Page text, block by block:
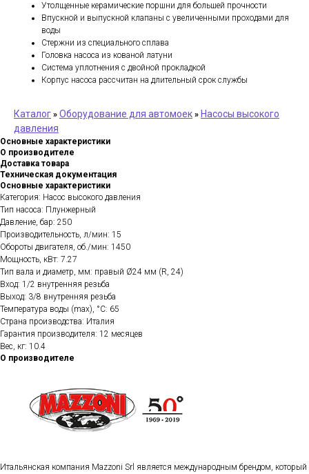
Утолщенные керамические поршни для большей прочности
Впускной и выпускной клапаны с увеличенными проходами для
воды
Стержни из специального сплава
Головка насоса из кованой латуни
Система уплотнения с двойной прокладкой
Корпус насоса рассчитан на длительный срок службы
Каталог » Оборудование для автомоек » Насосы высокого
давления
Основные характеристики
О производителе
Доставка товара
Техническая документация
Основные характеристики
Категория: Насос высокого давления
Тип насоса: Плунжерный
Давление, бар: 250
Производительность, л/мин: 15
Обороты двигателя, об./мин: 1450
Мощность, кВт: 7.27
Тип вала и диаметр, мм: правый Ø24 мм (R, 24)
Вход: 1/2 внутренняя резьба
Выход: 3/8 внутренняя резьба
Температура воды (max), °C: 65
Страна производства: Италия
Гарантия производителя: 12 месяцев
Вес, кг: 10.4
О производителе
Итальянская компания Mazzoni Srl является международным брендом, который